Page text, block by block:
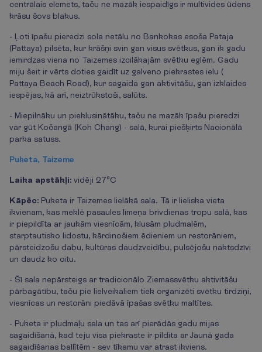
centrālais elemets, taču ne mazāk iespaidīgs ir multivides ūdens
krāsu šovs blakus.
- Ļoti īpašu pieredzi sola netālu no Bankokas esoša Pataja
(Pattaya) pilsēta, kur krāšņi svin gan visus svētkus, gan ik gadu
iemirdzas viena no Taizemes izcilākajām svētku eglēm. Gadu
miju šeit ir vērts doties gaidīt uz galveno piekrastes ielu (
Pattaya Beach Road), kur sagaida gan aktivitāšu, gan izklaides
iespējas, kā arī, neiztrūkstoši, salūts.
- Miepilnāku un pieklusinātāku, taču ne mazāk īpašu pieredzi
var gūt Kočangā (Koh Chang) - salā, kurai piešķirts Nacionālā
parka satuss.
Puketa, Taizeme
Laika apstākļi: vidēji 27°C
Kāpēc: Puketa ir Taizemes lielākā sala. Tā ir lieliska vieta
ikvienam, kas meklē pasaules līmeņa brīvdienas tropu salā, kas
ir piepildīta ar jaukām viesnīcām, klusām pludmalēm,
starptautisko lidostu, kārdinošiem ēdieniem un restorāniem,
pārsteidzošu dabu, kultūras daudzveidību, pulsējošu naktsdzīvi
un daudz ko citu.
- Šī sala nepārsteigs ar tradicionālo Ziemassvētku aktivitāšu
pārbagātību, taču pie lielveikaliem tiek organizēti svētku tirdziņi,
viesnīcas un restorāni piedāvā īpašas svētku maltītes.
- Puketa ir pludmaļu sala un tas arī pierādās gadu mijas
sagaidīšanā, kad teju visa piekraste ir pildīta ar Jaunā gada
sagaidīšanas ballītēm - sev tīkamu var atrast ikviens.